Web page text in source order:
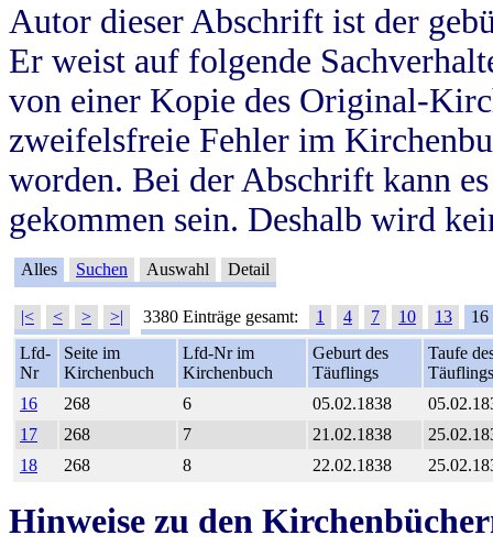
Autor dieser Abschrift ist der
Er weist auf folgende
von einer Kopie des Original-
zweifelsfreie Fehler im
worden. Bei der Abschrift kann
gekommen sein. Deshalb wird
Alles Suchen Auswahl Detail
|< < > >| 3380 Einträge gesamt: 1 4 7 10 13
16
Lfd-
Nr
Seite im
Kirchenbuch
Lfd-Nr im
Kirchenbuch
Geburt des
Täuflings
Taufe
Täuflings
16
268 6 05.02.1838
17
268 7 21.02.1838
18
268 8 22.02.1838
Hinweise zu den